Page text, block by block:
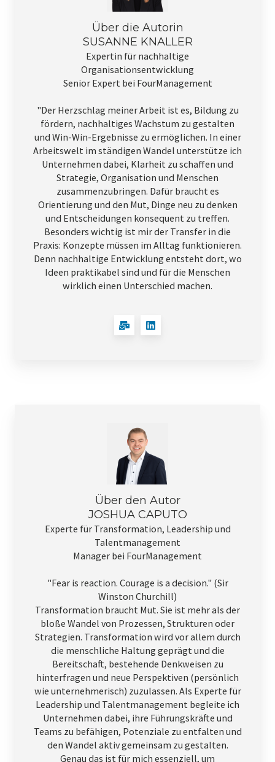
Über die Autorin
SUSANNE KNALLER
Expertin für nachhaltige
Organisationsentwicklung
Senior Expert bei FourManagement
"Der Herzschlag meiner Arbeit ist es, Bildung zu
fördern, nachhaltiges Wachstum zu gestalten
und Win-Win-Ergebnisse zu ermöglichen. In einer
Arbeitswelt im ständigen Wandel unterstütze ich
Unternehmen dabei, Klarheit zu schaffen und
Strategie, Organisation und Menschen
zusammenzubringen. Dafür braucht es
Orientierung und den Mut, Dinge neu zu denken
und Entscheidungen konsequent zu treffen.
Besonders wichtig ist mir der Transfer in die
Praxis: Konzepte müssen im Alltag funktionieren.
Denn nachhaltige Entwicklung entsteht dort, wo
Ideen praktikabel sind und für die Menschen
wirklich einen Unterschied machen.
Über den Autor
JOSHUA CAPUTO
Experte für Transformation, Leadership und
Talentmanagement
Manager bei FourManagement
"Fear is reaction. Courage is a decision." (Sir
Winston Churchill)
Transformation braucht Mut. Sie ist mehr als der
bloße Wandel von Prozessen, Strukturen oder
Strategien. Transformation wird vor allem durch
die menschliche Haltung geprägt und die
Bereitschaft, bestehende Denkweisen zu
hinterfragen und neue Perspektiven (persönlich
wie unternehmerisch) zuzulassen. Als Experte für
Leadership und Talentmanagement begleite ich
Unternehmen dabei, ihre Führungskräfte und
Teams zu befähigen, Potenziale zu entfalten und
den Wandel aktiv gemeinsam zu gestalten.
Genau das ist für mich essenziell, um